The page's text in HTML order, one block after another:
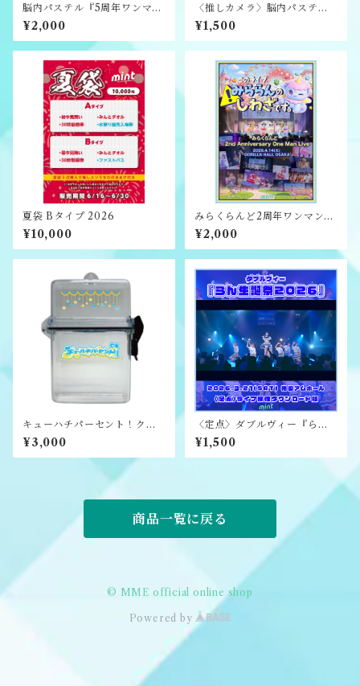
脳内パステル『5周年ワンマン
ライブ〜脳内大超戦〜』ライ
ブ映像ダウンロード版
¥2,000
〈推しカメラ〉脳内パステル
『なの生誕祭2026』ライブ映
像ダウンロード版
¥1,500
夏袋 Bタイプ 2026
¥10,000
みらくらんど2周年ワンマンラ
イブ映像ダウンロード版
¥2,000
キューハチパーセント！クリ
アロゴ特典券ケース
¥3,000
〈定点〉ダブルヴィー『らん
生誕祭2026』ライブ映像ダウ
ンロード版
¥1,500
商品一覧に戻る
© MME official online shop
Powered by